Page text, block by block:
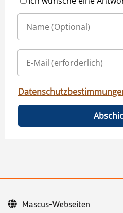
Mascus-Webseiten